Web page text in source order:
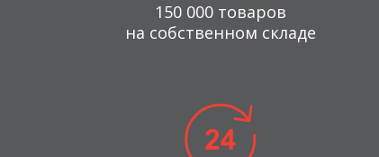
150 000 товаров
на собственном складе